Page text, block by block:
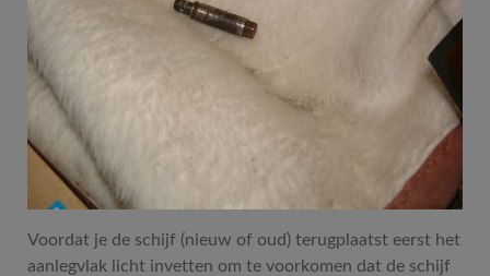
Voordat je de schijf (nieuw of oud) terugplaatst eerst het
aanlegvlak licht invetten om te voorkomen dat de schijf